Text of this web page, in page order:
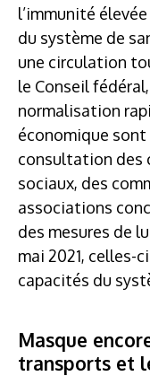
l’immunité
du système de
une circulation
le Conseil
normalisation
économique sont
consultation des
sociaux, des
associations
des mesures de
mai 2021, celles-
capacités du
Masque
transports et